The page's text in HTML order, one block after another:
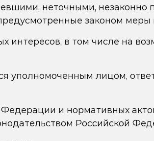
неточными, незаконно
законом меры
интересов, в том числе на
уполномоченным лицом,
и нормативных
Российской